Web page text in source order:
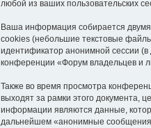
любой из ваших пользовательских
Ваша информация собирается
cookies (небольшие текстовые
идентификатор анонимной сессии
конференции «Форум владельцев и
Также во время просмотра
выходят за рамки этого документа,
информации являются данные,
дальнейшем «анонимные